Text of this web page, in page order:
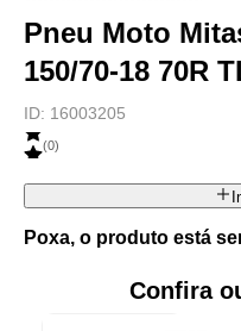
Pneu Moto
150/70-18 70R
ID: 16003205
(0)
Poxa, o produto está
Confira